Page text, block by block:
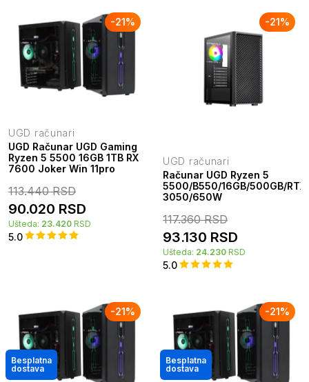
-21%
UGD računari
UGD Računar UGD Gaming
Ryzen 5 5500 16GB 1TB RX
7600 Joker Win 11pro
5.0
113.440RSD
90.020 RSD
Ušteda: 23.420 RSD
-21%
UGD računari
Računar UGD Ryzen 5
5500/B550/16GB/500GB/RTX
3050/650W
5.0
117.360RSD
93.130 RSD
Ušteda: 24.230 RSD
-21%
Besplatna
dostava
-21%
Besplatna
dostava